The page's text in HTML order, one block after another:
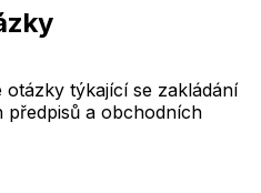
otázky týkající se zakládání
a obchodních